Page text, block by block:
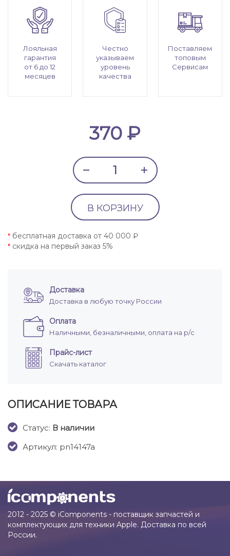
Лояльная
гарантия
от 6 до 12
месяцев
Честно
указываем
уровень
качества
Поставляем
топовым
Сервисам
370 ₽
В КОРЗИНУ
* бесплатная доставка от 40 000 ₽
* скидка на первый заказ 5%
Доставка
Доставка в любую точку России
Оплата
Наличными, безналичными, оплата на р/с
Прайс-лист
Скачать каталог
ОПИСАНИЕ ТОВАРА
Cтатус: В наличии
Артикул: pn14147a
2012 - 2025 © iComponents - поставщик запчастей и
комплектующих для техники Apple. Доставка по всей
России.